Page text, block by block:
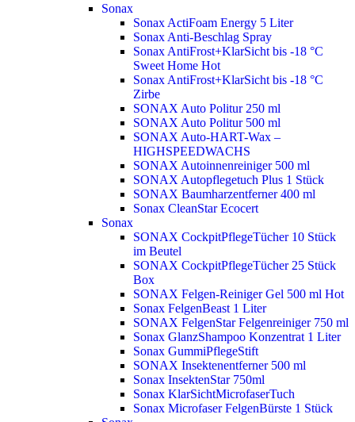
Sonax
Sonax ActiFoam Energy 5 Liter
Sonax Anti-Beschlag Spray
Sonax AntiFrost+KlarSicht bis -18 °C
Sweet Home Hot
Sonax AntiFrost+KlarSicht bis -18 °C
Zirbe
SONAX Auto Politur 250 ml
SONAX Auto Politur 500 ml
SONAX Auto-HART-Wax –
HIGHSPEEDWACHS
SONAX Autoinnenreiniger 500 ml
SONAX Autopflegetuch Plus 1 Stück
SONAX Baumharzentferner 400 ml
Sonax CleanStar Ecocert
Sonax
SONAX CockpitPflegeTücher 10 Stück
im Beutel
SONAX CockpitPflegeTücher 25 Stück
Box
SONAX Felgen-Reiniger Gel 500 ml Hot
Sonax FelgenBeast 1 Liter
SONAX FelgenStar Felgenreiniger 750 ml
Sonax GlanzShampoo Konzentrat 1 Liter
Sonax GummiPflegeStift
SONAX Insektenentferner 500 ml
Sonax InsektenStar 750ml
Sonax KlarSichtMicrofaserTuch
Sonax Microfaser FelgenBürste 1 Stück